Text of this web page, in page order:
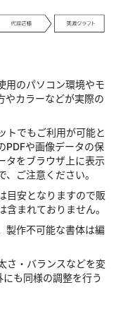
用のパソコン環境やモ
やカラーなどが実際の
トでもご利用が可能と
PDFや画像データの保
タをブラウザ上に表示
ご注意ください。
目安となりますので販
まれておりません。
製作不可能な書体は編
さ・バランスなどを変
も同様の調整を行う